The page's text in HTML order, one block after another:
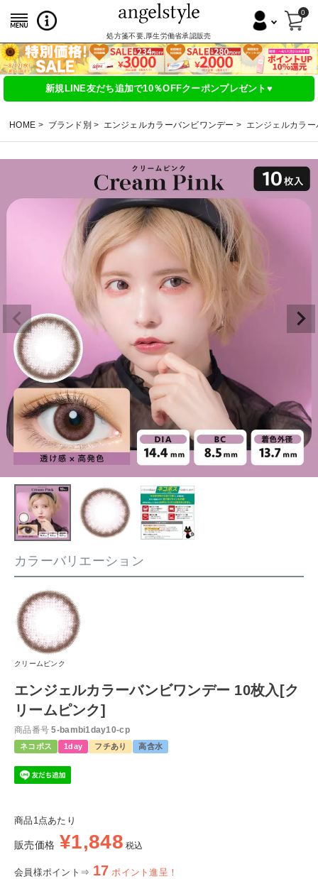
処方箋不要,厚生労働省承認販売
0
新規LINE友だち追加で10％OFFクーポンプレゼント♥
HOME ブランド別 エンジェルカラーバンビワンデー エンジェルカラ
カラーバリエーション
クリームピンク
エンジェルカラーバンビワンデー 10枚入[ク
リームピンク]
商品番号 5-bambi1day10-cp
ネコポス 1day フチあり 高含水
商品1点あたり
販売価格 ¥1,848 税込
会員様ポイント⇒ 17 ポイント進呈！